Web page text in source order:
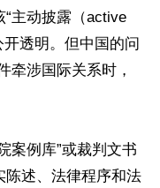
主动披露（active
透明。但中国的问
牵涉国际关系时，
案例库”或裁判文书
陈述、法律程序和法